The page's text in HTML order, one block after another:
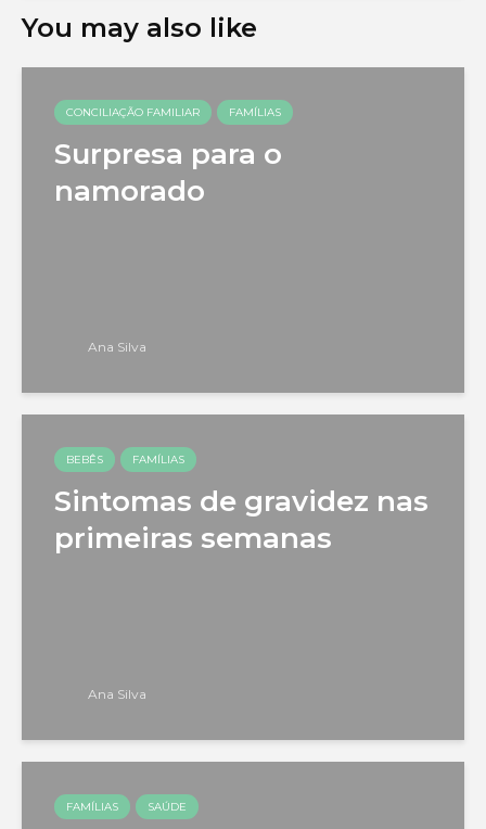
You may also like
CONCILIAÇÃO FAMILIAR FAMÍLIAS
Surpresa para o
namorado
Ana Silva
BEBÊS FAMÍLIAS
Sintomas de gravidez nas
primeiras semanas
Ana Silva
FAMÍLIAS SAÚDE